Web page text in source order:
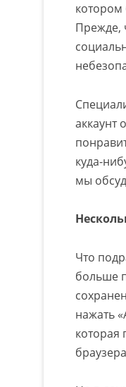
котором
Прежде,
аккаунт
куда-
мы
Что
больше
нажать
которая